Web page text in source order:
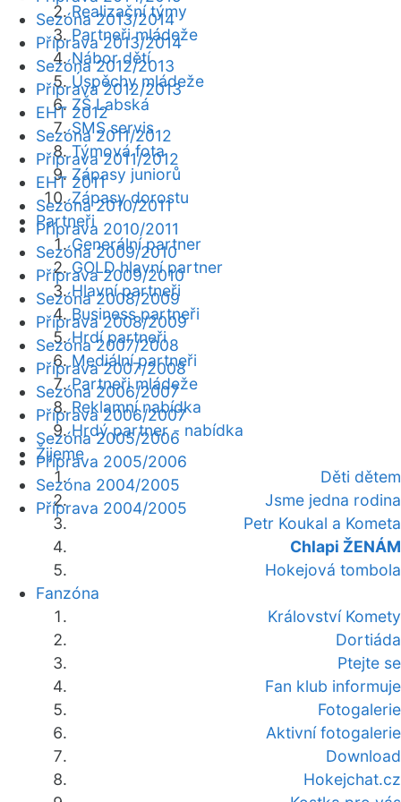
Realizační týmy
Partneři mládeže
Nábor dětí
Úspěchy mládeže
ZŠ Labská
SMS servis
Týmová fota
Zápasy juniorů
Zápasy dorostu
Partneři
Generální partner
GOLD hlavní partner
Hlavní partneři
Business partneři
Hrdí partneři
Mediální partneři
Partneři mládeže
Reklamní nabídka
Hrdý partner - nabídka
Žijeme
Děti dětem
Jsme jedna rodina
Petr Koukal a Kometa
Chlapi ŽENÁM
Hokejová tombola
Fanzóna
Království Komety
Dortiáda
Ptejte se
Fan klub informuje
Fotogalerie
Aktivní fotogalerie
Download
Hokejchat.cz
Sezóna 2013/2014
Příprava 2013/2014
Sezóna 2012/2013
Příprava 2012/2013
EHT 2012
Sezóna 2011/2012
Příprava 2011/2012
EHT 2011
Sezóna 2010/2011
Příprava 2010/2011
Sezóna 2009/2010
Příprava 2009/2010
Sezóna 2008/2009
Příprava 2008/2009
Sezóna 2007/2008
Příprava 2007/2008
Sezóna 2006/2007
Příprava 2006/2007
Sezóna 2005/2006
Příprava 2005/2006
Sezóna 2004/2005
Příprava 2004/2005